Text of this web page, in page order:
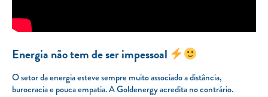
Energia não tem de ser impessoal
O setor da energia esteve sempre muito associado a distância,
burocracia e pouca empatia. A Goldenergy acredita no contrário.